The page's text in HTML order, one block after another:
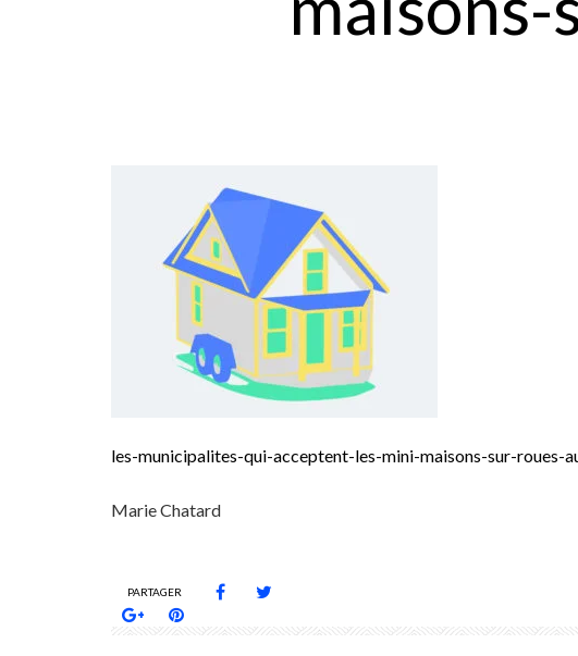
les-municipalites-qui-acceptent-les-mini-maisons-sur-roues-
Marie Chatard
PARTAGER